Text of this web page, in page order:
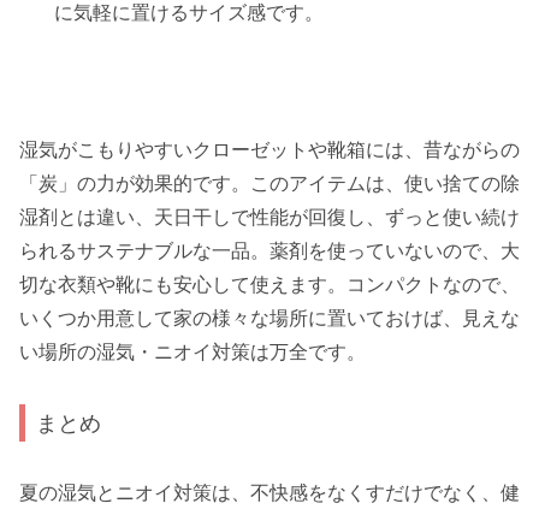
に気軽に置けるサイズ感です。
湿気がこもりやすいクローゼットや靴箱には、昔ながらの
「炭」の力が効果的です。このアイテムは、使い捨ての除
湿剤とは違い、天日干しで性能が回復し、ずっと使い続け
られるサステナブルな一品。薬剤を使っていないので、大
切な衣類や靴にも安心して使えます。コンパクトなので、
いくつか用意して家の様々な場所に置いておけば、見えな
い場所の湿気・ニオイ対策は万全です。
まとめ
夏の湿気とニオイ対策は、不快感をなくすだけでなく、健